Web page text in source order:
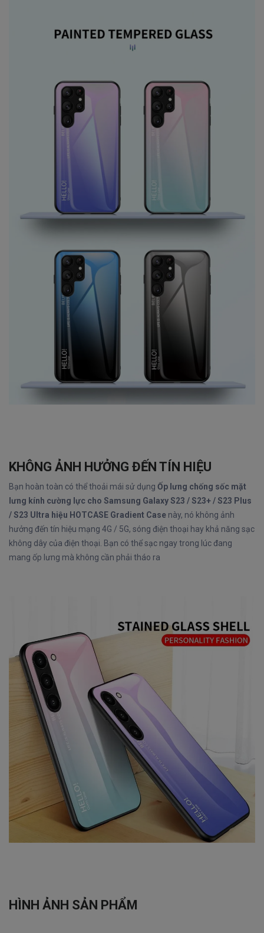
KHÔNG ẢNH HƯỞNG ĐẾN TÍN HIỆU
Bạn hoàn toàn có thể thoải mái sử dụng Ốp lưng chống sốc mặt
lưng kính cường lực cho Samsung Galaxy S23 / S23+ / S23 Plus
/ S23 Ultra hiệu HOTCASE Gradient Case này, nó không ảnh
hưởng đến tín hiệu mạng 4G / 5G, sóng điện thoại hay khả năng sạc
không dây của điện thoại. Bạn có thể sạc ngay trong lúc đang
mang ốp lưng mà không cần phải tháo ra
HÌNH ẢNH SẢN PHẨM